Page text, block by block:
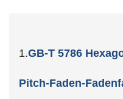
1.GB-T 5786
Pitch-Faden-